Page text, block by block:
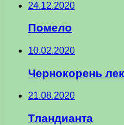
24.12.2020
Помело
10.02.2020
Чернокорень
21.08.2020
Тландианта